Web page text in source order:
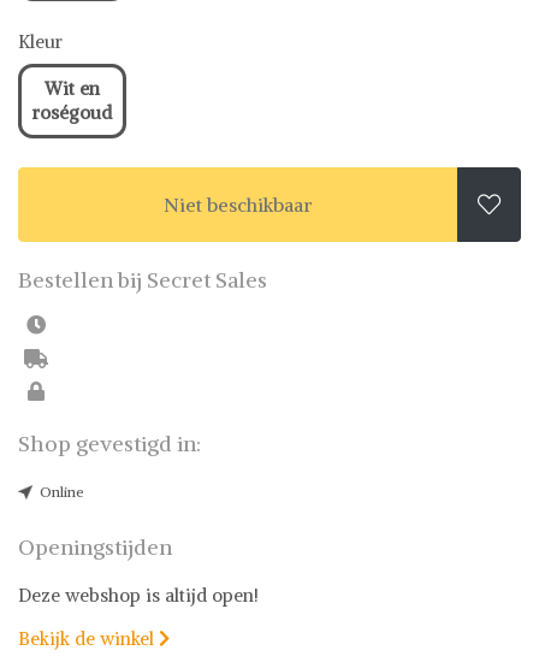
Kleur
Wit en
roségoud
Niet beschikbaar 
Bestellen bij Secret Sales
Shop gevestigd in:
Online
Openingstijden
Deze webshop is altijd open!
Bekijk de winkel 